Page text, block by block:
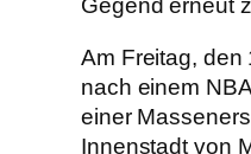
Gegend erneut
Am Freitag, den
nach einem
einer
Innenstadt von